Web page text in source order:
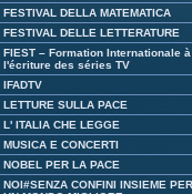
FESTIVAL DELLA MATEMATICA
FESTIVAL DELLE LETTERATURE
FIEST – Formation Internationale à
l'écriture des séries TV
IFADTV
LETTURE SULLA PACE
L' ITALIA CHE LEGGE
MUSICA E CONCERTI
NOBEL PER LA PACE
NOI#SENZA CONFINI INSIEME PER